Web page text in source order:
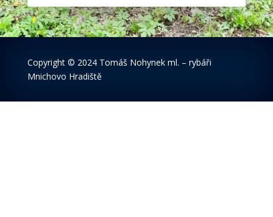
Copyright © 2024 Tomáš Nohynek ml. – rybáři
Mnichovo Hradiště